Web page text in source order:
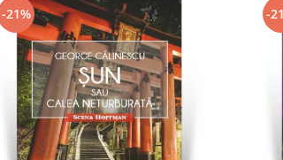
-21% -